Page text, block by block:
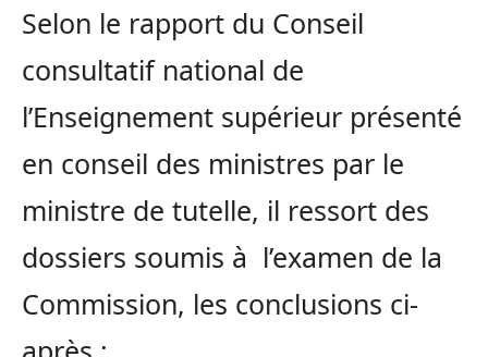
Selon le rapport du Conseil
consultatif national de
l’Enseignement supérieur présenté
en conseil des ministres par le
ministre de tutelle, il ressort des
dossiers soumis à l’examen de la
Commission, les conclusions ci-